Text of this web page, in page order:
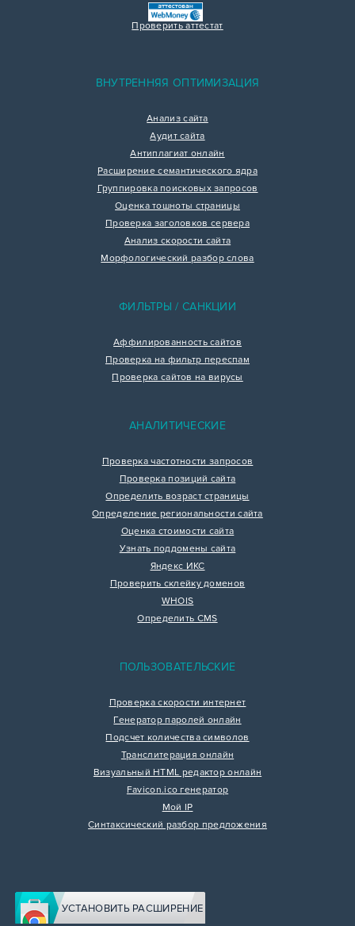
Проверить аттестат
ВНУТРЕННЯЯ ОПТИМИЗАЦИЯ
Анализ сайта
Аудит сайта
Антиплагиат онлайн
Расширение семантического ядра
Группировка поисковых запросов
Оценка тошноты страницы
Проверка заголовков сервера
Анализ скорости сайта
Морфологический разбор слова
ФИЛЬТРЫ / САНКЦИИ
Аффилированность сайтов
Проверка на фильтр переспам
Проверка сайтов на вирусы
АНАЛИТИЧЕСКИЕ
Проверка частотности запросов
Проверка позиций сайта
Определить возраст страницы
Определение региональности сайта
Оценка стоимости сайта
Узнать поддомены сайта
Яндекс ИКС
Проверить склейку доменов
WHOIS
Определить CMS
ПОЛЬЗОВАТЕЛЬСКИЕ
Проверка скорости интернет
Генератор паролей онлайн
Подсчет количества символов
Транслитерация онлайн
Визуальный HTML редактор онлайн
Favicon.ico генератор
Мой IP
Синтаксический разбор предложения
УСТАНОВИТЬ РАСШИРЕНИЕ